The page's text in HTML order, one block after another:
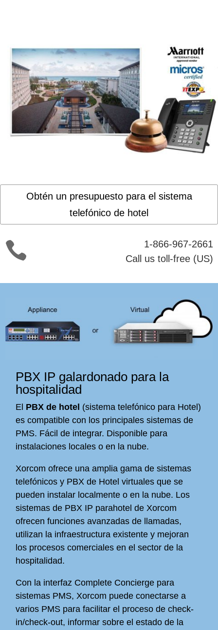
Obtén un presupuesto para el sistema
telefónico de hotel

1-866-967-2661
Call us toll-free (US)
PBX IP galardonado para la
hospitalidad
El PBX de hotel (sistema telefónico para Hotel)
es compatible con los principales sistemas de
PMS. Fácil de integrar. Disponible para
instalaciones locales o en la nube.
Xorcom ofrece una amplia gama de sistemas
telefónicos y PBX de Hotel virtuales que se
pueden instalar localmente o en la nube. Los
sistemas de PBX IP parahotel de Xorcom
ofrecen funciones avanzadas de llamadas,
utilizan la infraestructura existente y mejoran
los procesos comerciales en el sector de la
hospitalidad.
Con la interfaz Complete Concierge para
sistemas PMS, Xorcom puede conectarse a
varios PMS para facilitar el proceso de check-
in/check-out, informar sobre el estado de la